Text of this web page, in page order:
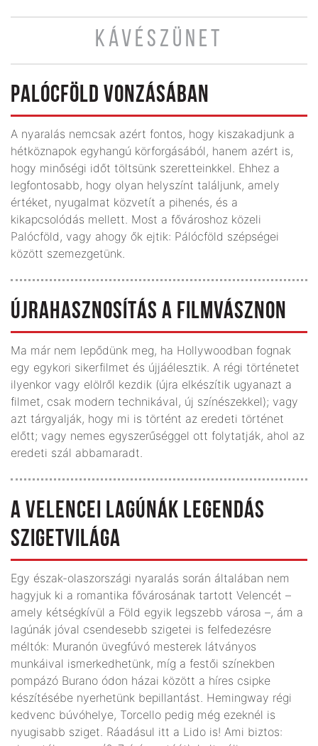
KÁVÉSZÜNET
PALÓCFÖLD VONZÁSÁBAN
A nyaralás nemcsak azért fontos, hogy kiszakadjunk a
hétköznapok egyhangú körforgásából, hanem azért is,
hogy minőségi időt töltsünk szeretteinkkel. Ehhez a
legfontosabb, hogy olyan helyszínt találjunk, amely
értéket, nyugalmat közvetít a pihenés, és a
kikapcsolódás mellett. Most a fővároshoz közeli
Palócföld, vagy ahogy ők ejtik: Pálócföld szépségei
között szemezgetünk.
ÚJRAHASZNOSÍTÁS A FILMVÁSZNON
Ma már nem lepődünk meg, ha Hollywoodban fognak
egy egykori sikerfilmet és újjáélesztik. A régi történetet
ilyenkor vagy elölről kezdik (újra elkészítik ugyanazt a
filmet, csak modern technikával, új színészekkel); vagy
azt tárgyalják, hogy mi is történt az eredeti történet
előtt; vagy nemes egyszerűséggel ott folytatják, ahol az
eredeti szál abbamaradt.
A VELENCEI LAGÚNÁK LEGENDÁS
SZIGETVILÁGA
Egy észak-olaszországi nyaralás során általában nem
hagyjuk ki a romantika fővárosának tartott Velencét –
amely kétségkívül a Föld egyik legszebb városa –, ám a
lagúnák jóval csendesebb szigetei is felfedezésre
méltók: Muranón üvegfúvó mesterek látványos
munkáival ismerkedhetünk, míg a festői színekben
pompázó Burano ódon házai között a híres csipke
készítésébe nyerhetünk bepillantást. Hemingway régi
kedvenc búvóhelye, Torcello pedig még ezeknél is
nyugisabb sziget. Ráadásul itt a Lido is! Ami biztos: